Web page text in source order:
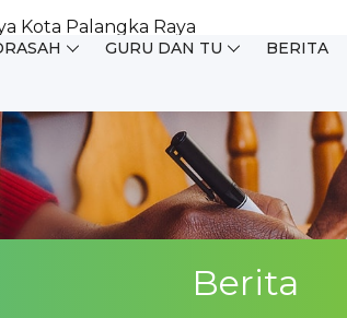
O...
s...
dari D...
Kota Palangka Raya
GURU DAN TU BERITA
Berita